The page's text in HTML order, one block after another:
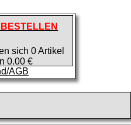
sich 0 Artikel
0.00 €
AGB